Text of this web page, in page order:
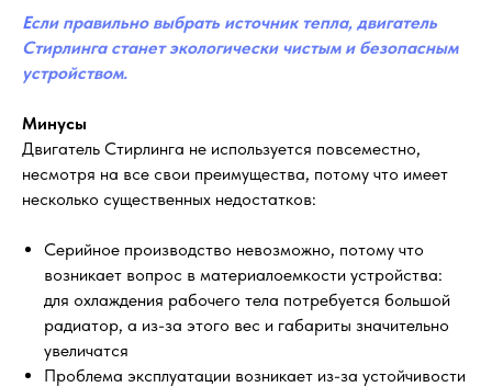
Если правильно выбрать источник тепла, двигатель
Стирлинга станет экологически чистым и безопасным
устройством.
Минусы
Двигатель Стирлинга не используется повсеместно,
несмотря на все свои преимущества, потому что имеет
несколько существенных недостатков:
Серийное производство невозможно, потому что
возникает вопрос в материалоемкости устройства:
для охлаждения рабочего тела потребуется большой
радиатор, а из-за этого вес и габариты значительно
увеличатся
Проблема эксплуатации возникает из-за устойчивости